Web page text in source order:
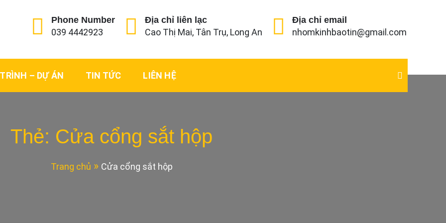
Phone Number
039 4442923
Địa chỉ liên lạc
Cao Thị Mai, Tân Trụ, Long An
Địa chỉ email
nhomkinhbaotin@gmail.com
– DỰ ÁN TIN TỨC LIÊN HỆ
Thẻ: Cửa cổng sắt hộp
Trang chủ Cửa cổng sắt hộp